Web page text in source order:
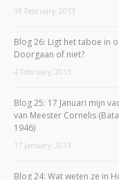
18 February, 2013
Blog 26: Ligt het taboe in
Doorgaan of niet?
4 February, 2013
Blog 25: 17 Januari mijn
van Meester Cornelis
1946)
17 January, 2013
Blog 24: Wat weten ze in